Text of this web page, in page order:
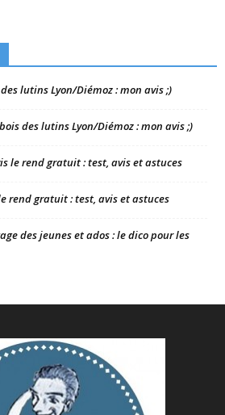
lutins Lyon/Diémoz : mon avis ;)
des lutins Lyon/Diémoz : mon avis ;)
le rend gratuit : test, avis et astuces
rend gratuit : test, avis et astuces
des jeunes et ados : le dico pour les